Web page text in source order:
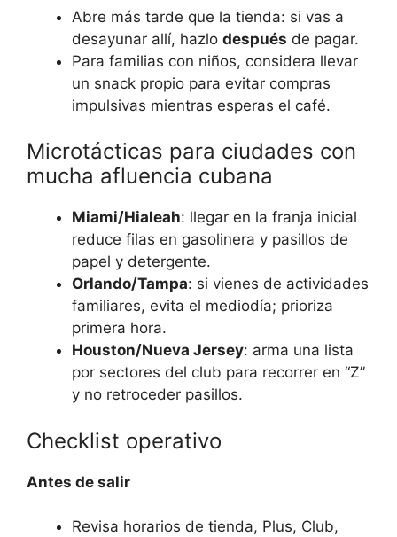
Abre más tarde que la tienda: si vas a
desayunar allí, hazlo después de pagar.
Para familias con niños, considera llevar
un snack propio para evitar compras
impulsivas mientras esperas el café.
Microtácticas para ciudades con
mucha afluencia cubana
Miami/Hialeah: llegar en la franja inicial
reduce filas en gasolinera y pasillos de
papel y detergente.
Orlando/Tampa: si vienes de actividades
familiares, evita el mediodía; prioriza
primera hora.
Houston/Nueva Jersey: arma una lista
por sectores del club para recorrer en “Z”
y no retroceder pasillos.
Checklist operativo
Antes de salir
Revisa horarios de tienda, Plus, Club,